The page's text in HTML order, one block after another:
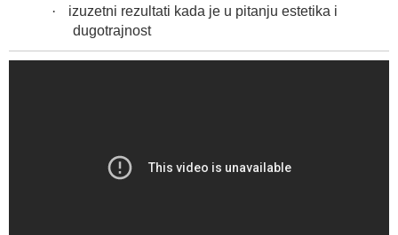
·
izuzetni rezultati kada je u pitanju estetika i
dugotrajnost